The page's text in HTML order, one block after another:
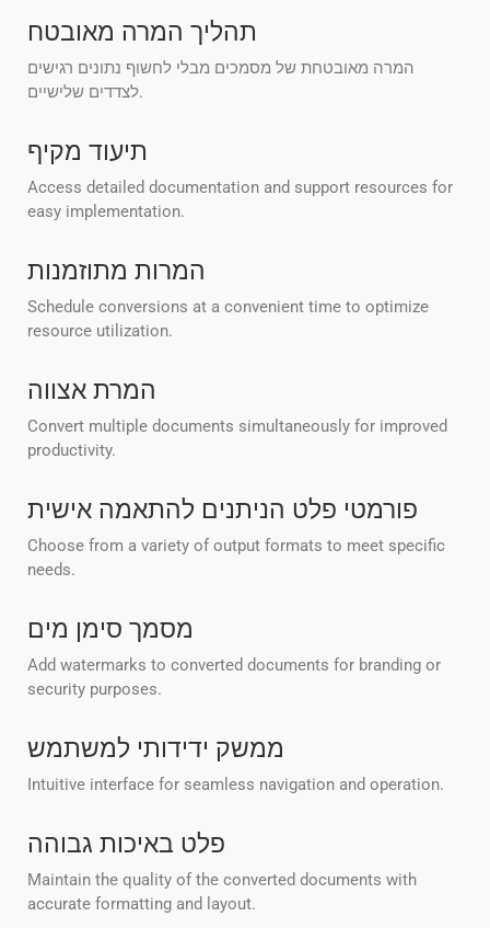
תהליך המרה מאובטח
המרה מאובטחת של מסמכים מבלי לחשוף נתונים רגישים
לצדדים שלישיים.
תיעוד מקיף
Access detailed documentation and support resources for
easy implementation.
המרות מתוזמנות
Schedule conversions at a convenient time to optimize
resource utilization.
המרת אצווה
Convert multiple documents simultaneously for improved
productivity.
פורמטי פלט הניתנים להתאמה אישית
Choose from a variety of output formats to meet specific
needs.
מסמך סימן מים
Add watermarks to converted documents for branding or
security purposes.
ממשק ידידותי למשתמש
Intuitive interface for seamless navigation and operation.
פלט באיכות גבוהה
Maintain the quality of the converted documents with
accurate formatting and layout.